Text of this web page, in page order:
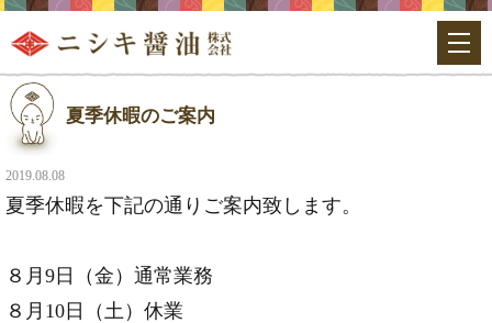
夏季休暇のご案内
2019.08.08
夏季休暇を下記の通りご案内致します。
８月9日（金）通常業務
８月10日（土）休業